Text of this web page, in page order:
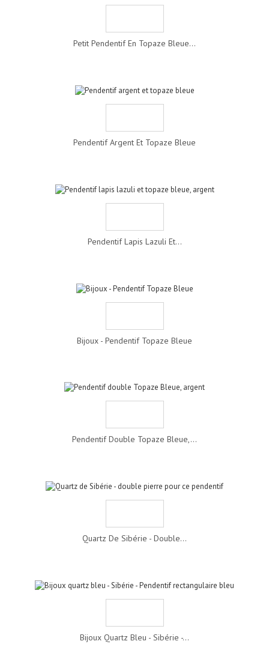
Petit Pendentif En Topaze Bleue...
Pendentif Argent Et Topaze Bleue
Pendentif Lapis Lazuli Et...
Bijoux - Pendentif Topaze Bleue
Pendentif Double Topaze Bleue,...
Quartz De Sibérie - Double...
Bijoux Quartz Bleu - Sibérie -...